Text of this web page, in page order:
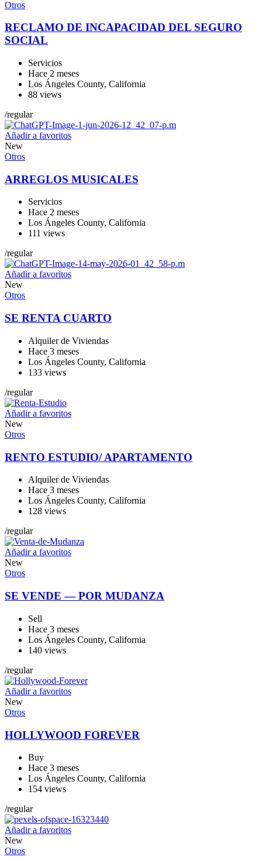
Otros
RECLAMO DE INCAPACIDAD DEL SEGURO
SOCIAL
Servicios
Hace 2 meses
Los Ángeles County, California
88 views
/regular
Añadir a favoritos
New
Otros
ARREGLOS MUSICALES
Servicios
Hace 2 meses
Los Ángeles County, California
111 views
/regular
Añadir a favoritos
New
Otros
SE RENTA CUARTO
Alquiler de Viviendas
Hace 3 meses
Los Ángeles County, California
133 views
/regular
Añadir a favoritos
New
Otros
RENTO ESTUDIO/ APARTAMENTO
Alquiler de Viviendas
Hace 3 meses
Los Ángeles County, California
128 views
/regular
Añadir a favoritos
New
Otros
SE VENDE — POR MUDANZA
Sell
Hace 3 meses
Los Ángeles County, California
140 views
/regular
Añadir a favoritos
New
Otros
HOLLYWOOD FOREVER
Buy
Hace 3 meses
Los Ángeles County, California
154 views
/regular
Añadir a favoritos
New
Otros